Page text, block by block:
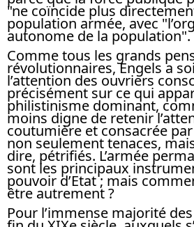
"ne coïncide plus
population armée, avec
autonome de la population".
Comme tous les grands
révolutionnaires, Engels a
l’attention des ouvriers
précisément sur ce qui
philistinisme dominant,
moins digne de retenir
coutumière et consacrée
non seulement tenaces,
dire, pétrifiés. L’armée
sont les principaux
pouvoir d’Etat ; mais
être autrement ?
Pour l’immense majorité